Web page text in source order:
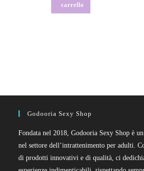
carrello
Godooria Sexy Shop
Fondata nel 2018, Godooria Sexy Shop è
nel settore dell’intrattenimento per adulti.
di prodotti innovativi e di qualità, ci